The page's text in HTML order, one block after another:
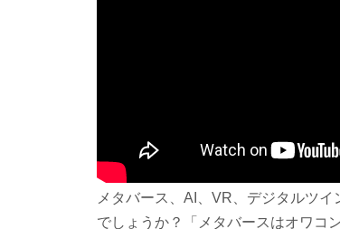
メタバース、AI、VR、デジタルツ
でしょうか？「メタバースはオワコ